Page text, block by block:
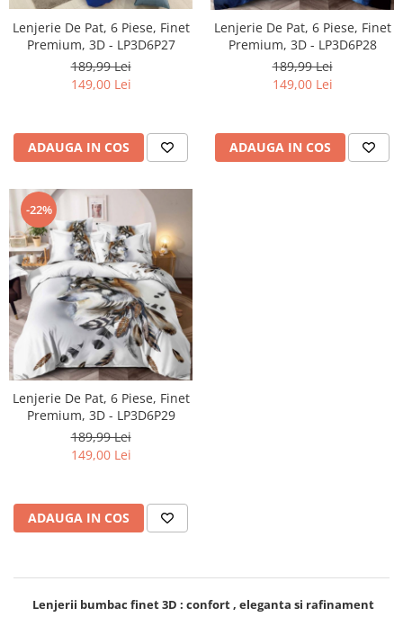
Lenjerie De Pat, 6 Piese, Finet
Premium, 3D - LP3D6P27
189,99 Lei
149,00 Lei
ADAUGA IN COS
Lenjerie De Pat, 6 Piese, Finet
Premium, 3D - LP3D6P28
189,99 Lei
149,00 Lei
ADAUGA IN COS
-22%
Lenjerie De Pat, 6 Piese, Finet
Premium, 3D - LP3D6P29
189,99 Lei
149,00 Lei
ADAUGA IN COS
Lenjerii bumbac finet 3D : confort , eleganta si rafinament